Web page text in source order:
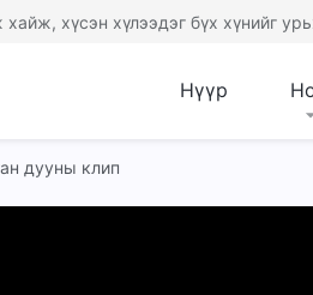
хүсэн хүлээдэг бүх хүнийг
Нүүр
дууны клип